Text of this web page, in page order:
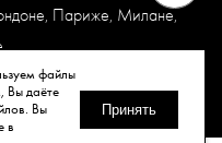
файлы
Вы даёте
Вы
в
Принять
Париже, Милане,
2026.